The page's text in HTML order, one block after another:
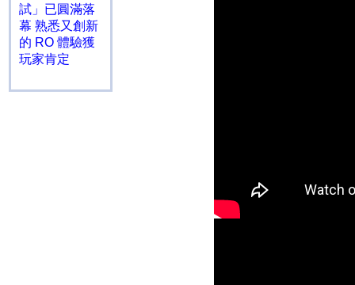
試」已圓滿落
幕 熟悉又創新
的 RO 體驗獲
玩家肯定